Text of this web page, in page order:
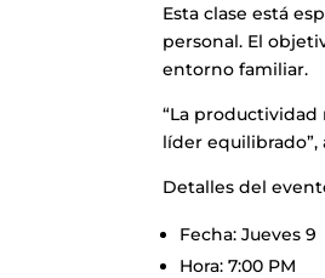
Esta clase está
personal. El
entorno familiar.
“La
líder equilibrado”,
Detalles del
Fecha: Jueves 9
Hora: 7:00 PM